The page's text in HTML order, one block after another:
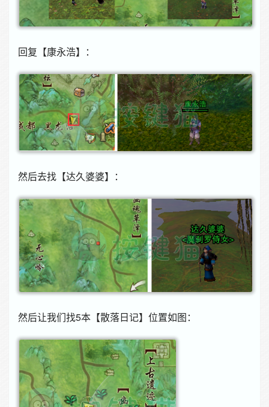
回复【康永浩】：
然后去找【达久婆婆】：
然后让我们找5本【散落日记】位置如图：